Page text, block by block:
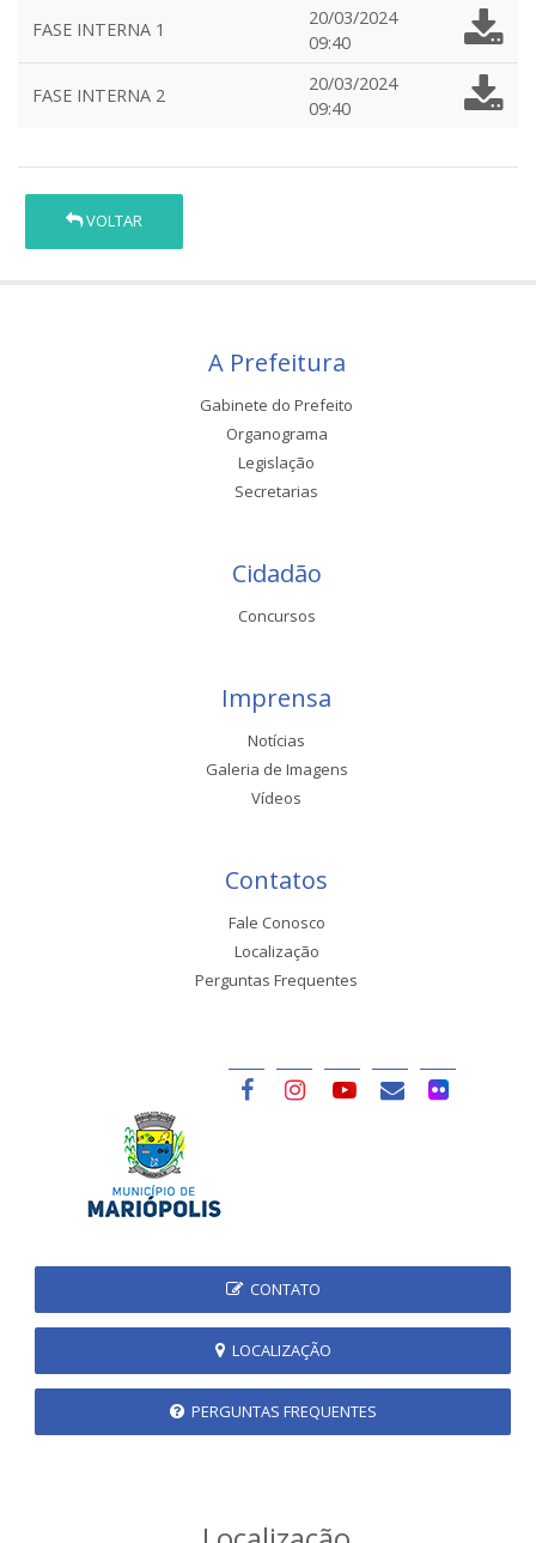
FASE INTERNA 1
20/03/2024
09:40
FASE INTERNA 2
20/03/2024
09:40
VOLTAR
A Prefeitura
Gabinete do Prefeito
Organograma
Legislação
Secretarias
Cidadão
Concursos
Imprensa
Notícias
Galeria de Imagens
Vídeos
Contatos
Fale Conosco
Localização
Perguntas Frequentes
CONTATO
LOCALIZAÇÃO
PERGUNTAS FREQUENTES